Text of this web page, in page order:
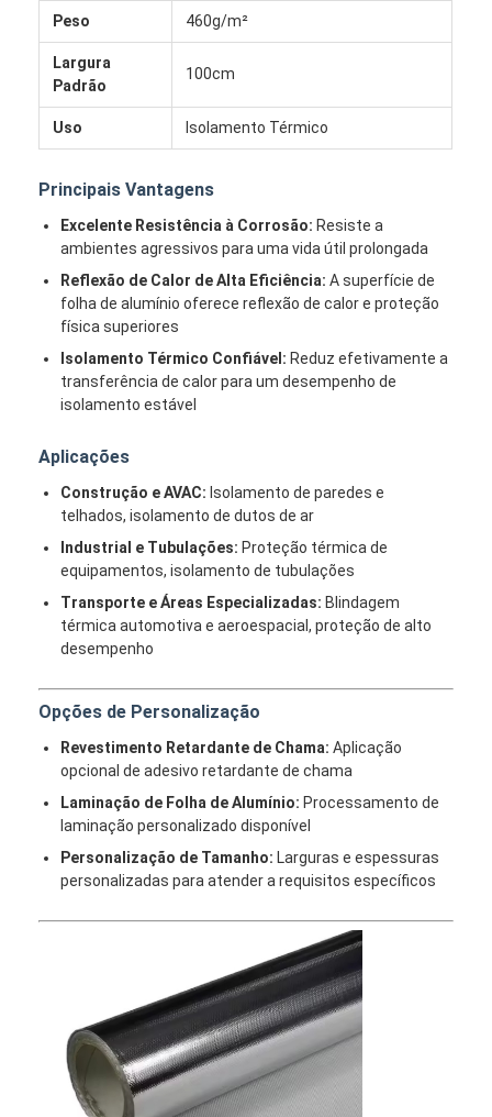
Casa
Produtos
Sobre nós
Excursão da fábrica
Controle da qualidade
Contacte-nos
Fita adesiva da isolação
Fita da isolação de pano de vidro
Fita resistente ao calor da isolação
Fita adesiva de pano de vidro
Fita de esparadrapo da folha de alumínio
Fita de pano de vidro da folha de alumínio
Papel Kraft Folhado
Pano da fibra de vidro da folha de alumínio
Peso 460g/m²
Largura
Padrão
100cm
Uso Isolamento Térmico
Principais Vantagens
Excelente Resistência à Corrosão: Resiste a
ambientes agressivos para uma vida útil prolongada
Reflexão de Calor de Alta Eficiência: A superfície de
folha de alumínio oferece reflexão de calor e proteção
física superiores
Isolamento Térmico Confiável: Reduz efetivamente a
transferência de calor para um desempenho de
isolamento estável
Aplicações
Construção e AVAC: Isolamento de paredes e
telhados, isolamento de dutos de ar
Industrial e Tubulações: Proteção térmica de
equipamentos, isolamento de tubulações
Transporte e Áreas Especializadas: Blindagem
térmica automotiva e aeroespacial, proteção de alto
desempenho
Opções de Personalização
Revestimento Retardante de Chama: Aplicação
opcional de adesivo retardante de chama
Laminação de Folha de Alumínio: Processamento de
laminação personalizado disponível
Personalização de Tamanho: Larguras e espessuras
personalizadas para atender a requisitos específicos